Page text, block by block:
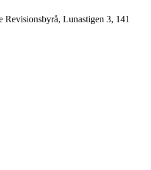
Lunastigen 3, 141